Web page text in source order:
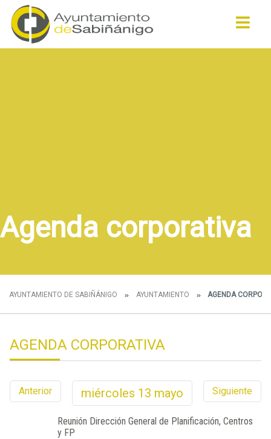
Agenda corporativa
AYUNTAMIENTO DE SABIÑÁNIGO AYUNTAMIENTO AGENDA
AGENDA CORPORATIVA
Anterior miércoles 13 mayo Siguiente
Reunión Dirección General de Planificación, Centros
y FP